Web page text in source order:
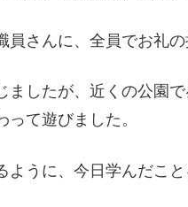
さんに、全員でお礼の
したが、近くの公園
て遊びました。
うに、今日学んだこと